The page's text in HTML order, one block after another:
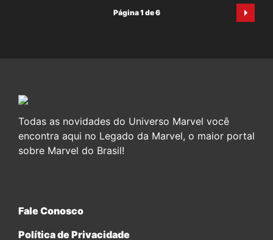
Página 1 de 6
Todas as novidades do Universo Marvel você
encontra aqui no Legado da Marvel, o maior portal
sobre Marvel do Brasil!
Fale Conosco
Política de Privacidade